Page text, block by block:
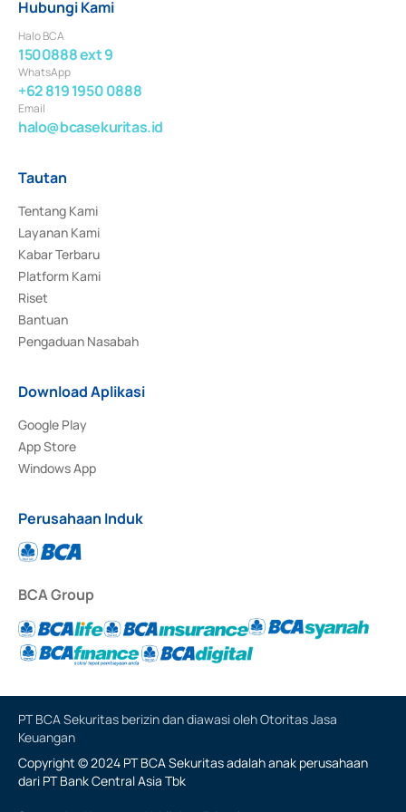
Hubungi Kami
Halo BCA
1500888 ext 9
WhatsApp
+62 819 1950 0888
Email
halo@bcasekuritas.id
Tautan
Tentang Kami
Layanan Kami
Kabar Terbaru
Platform Kami
Riset
Bantuan
Pengaduan Nasabah
Download Aplikasi
Google Play
App Store
Windows App
Perusahaan Induk
BCA Group
PT BCA Sekuritas berizin dan diawasi oleh Otoritas Jasa
Keuangan
Copyright © 2024 PT BCA Sekuritas adalah anak perusahaan
dari PT Bank Central Asia Tbk